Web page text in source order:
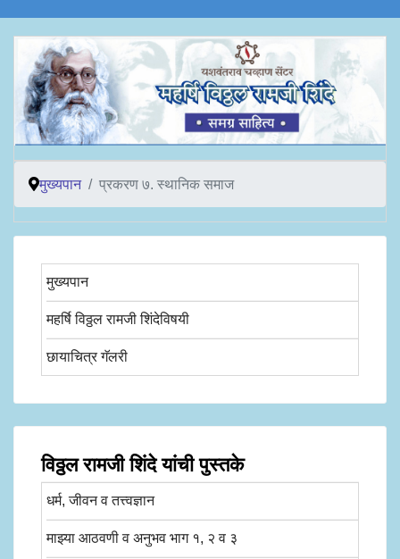
मुख्यपान प्रकरण ७. स्थानिक समाज
मुख्यपान
महर्षि विठ्ठल रामजी शिंदेविषयी
छायाचित्र गॅलरी
विठ्ठल रामजी शिंदे यांची पुस्तके
धर्म, जीवन व तत्त्वज्ञान
माझ्या आठवणी व अनुभव भाग १, २ व ३